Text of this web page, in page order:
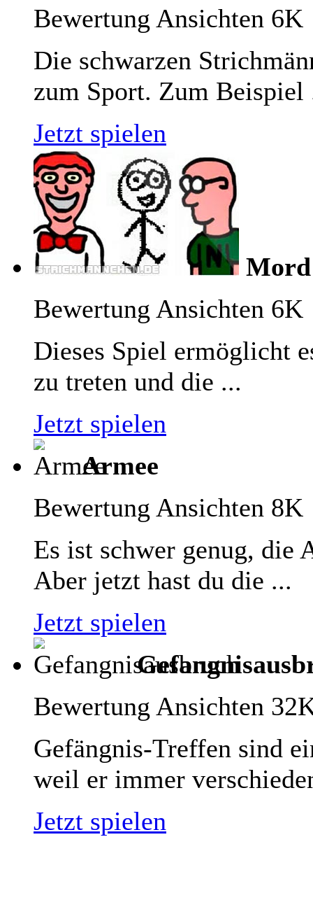
Bewertung Ansichten 6K
Die schwarzen
zum Sport. Zum Beispiel
Jetzt spielen
Mord
Bewertung Ansichten 6K
Dieses Spiel ermöglicht
zu treten und die ...
Jetzt spielen
Armee
Bewertung Ansichten 8K
Es ist schwer genug, die
Aber jetzt hast du die ...
Jetzt spielen
Bewertung Ansichten
Gefängnis-Treffen sind
weil er immer
Jetzt spielen